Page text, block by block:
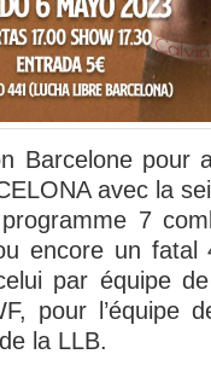
Barcelone pour
avec la
7
encore un fatal
par équipe
pour l’équipe
la LLB.